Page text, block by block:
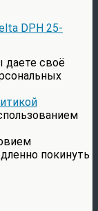
DPH 25-
даете своё
покинуть